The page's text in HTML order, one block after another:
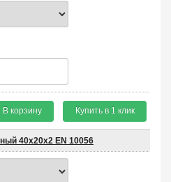
В корзину Купить в 1 клик
40х20х2 EN 10056